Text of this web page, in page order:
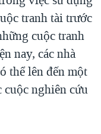
tranh tài trước
cuộc tranh
nay, các nhà
thể lên đến một
cuộc nghiên cứu